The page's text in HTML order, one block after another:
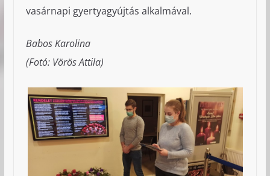
vasárnapi gyertyagyújtás alkalmával.
Babos Karolina
(Fotó: Vörös Attila)